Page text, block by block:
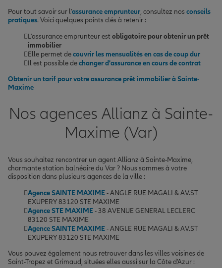
Pour tout savoir sur l'assurance emprunteur, consultez nos conseils
pratiques. Voici quelques points clés à retenir :
L'assurance emprunteur est obligatoire pour obtenir un prêt
immobilier
Elle permet decouvrir les mensualités en cas de coup dur
Il est possible dechanger d'assurance en cours de contrat
Obtenir un tarif pour votre assurance prêt immobilier à Sainte-
Maxime
Nos agences Allianz à Sainte-
Maxime (Var)
Vous souhaitez rencontrer un agent Allianz à Sainte-Maxime,
charmante station balnéaire du Var ? Nous sommes à votre
disposition dans plusieurs agences de la ville :
Agence SAINTE MAXIME- ANGLE RUE MAGALI & AV.ST
EXUPERY 83120 STE MAXIME
Agence STE MAXIME- 38 AVENUE GENERAL LECLERC
83120 STE MAXIME
Agence SAINTE MAXIME- ANGLE RUE MAGALI & AV.ST
EXUPERY 83120 STE MAXIME
Vous pouvez également nous retrouver dans les villes voisines de
Saint-Tropez et Grimaud, situées elles aussi sur la Côte d'Azur :